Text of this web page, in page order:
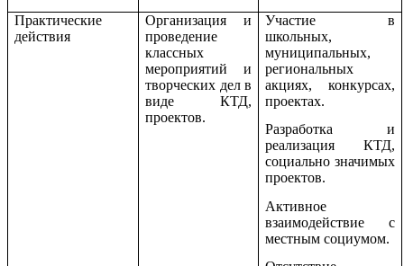
Практические
действия
Организация и
проведение
классных
мероприятий и
творческих дел в
виде КТД,
проектов.
Участие в
школьных,
муниципальных,
региональных
акциях, конкурсах,
проектах.
Разработка и
реализация КТД,
социально значимых
проектов.
Активное
взаимодействие с
местным социумом.